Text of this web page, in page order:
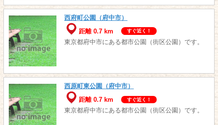
西府町公園（府中市）
距離 0.7 km
すぐ近く！
東京都府中市にある都市公園（街区公園）です。
西原町東公園（府中市）
距離 0.7 km
すぐ近く！
東京都府中市にある都市公園（街区公園）です。